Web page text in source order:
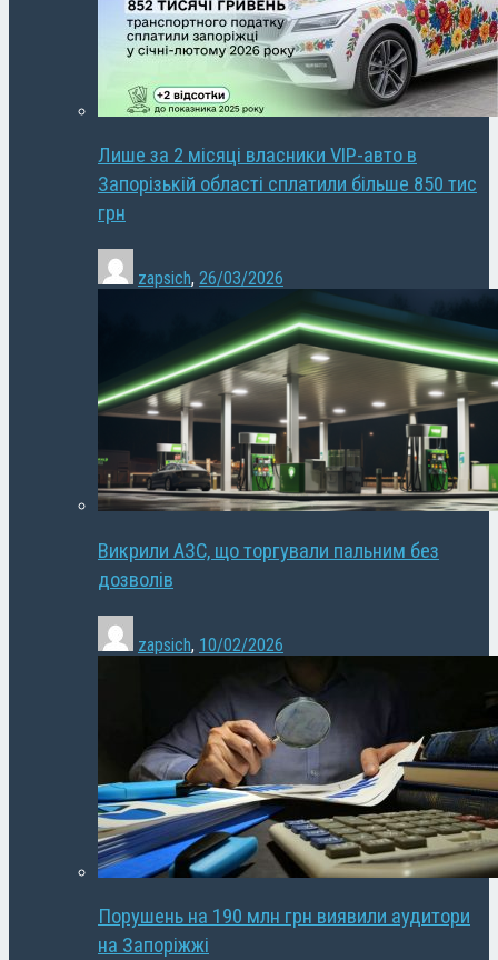
Лише за 2 місяці власники VIP-авто в
Запорізькій області сплатили більше 850 тис
грн
zapsich, 26/03/2026
Викрили АЗС, що торгували пальним без
дозволів
zapsich, 10/02/2026
Порушень на 190 млн грн виявили аудитори
на Запоріжжі